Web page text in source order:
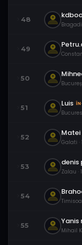
48
49
50
51 Luis
52 Matei
Galati · 1
53 denis
Zalau · 1
54
55 Yanis
Mihail